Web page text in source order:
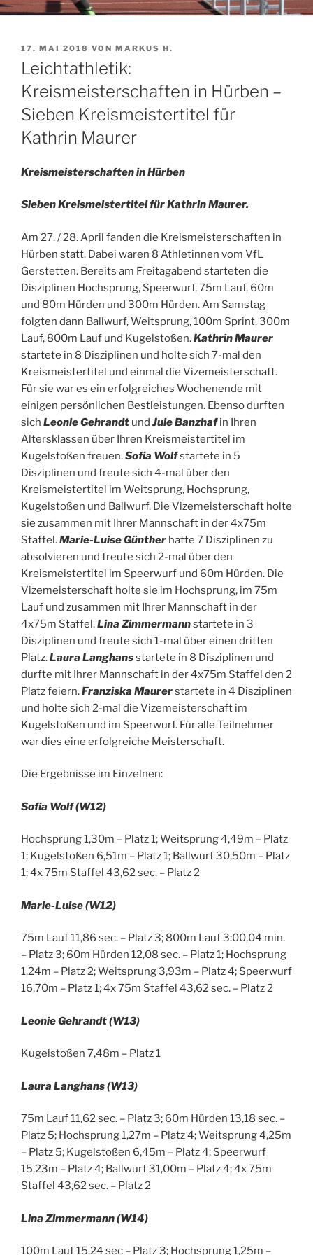
VERÖFFENTLICHT
AM
17. MAI 2018 VON MARKUS H.
Leichtathletik:
Kreismeisterschaften in Hürben –
Sieben Kreismeistertitel für
Kathrin Maurer
Kreismeisterschaften in Hürben
Sieben Kreismeistertitel für Kathrin Maurer.
Am 27. / 28. April fanden die Kreismeisterschaften in
Hürben statt. Dabei waren 8 Athletinnen vom VfL
Gerstetten. Bereits am Freitagabend starteten die
Disziplinen Hochsprung, Speerwurf, 75m Lauf, 60m
und 80m Hürden und 300m Hürden. Am Samstag
folgten dann Ballwurf, Weitsprung, 100m Sprint, 300m
Lauf, 800m Lauf und Kugelstoßen.Kathrin Maurer
startete in 8 Disziplinen und holte sich 7-mal den
Kreismeistertitel und einmal die Vizemeisterschaft.
Für sie war es ein erfolgreiches Wochenende mit
einigen persönlichen Bestleistungen. Ebenso durften
sich Leonie Gehrandt und Jule Banzhafin Ihren
Altersklassen über Ihren Kreismeistertitel im
Kugelstoßen freuen.Sofia Wolfstartete in 5
Disziplinen und freute sich 4-mal über den
Kreismeistertitel im Weitsprung, Hochsprung,
Kugelstoßen und Ballwurf. Die Vizemeisterschaft holte
sie zusammen mit Ihrer Mannschaft in der 4x75m
Staffel.Marie-Luise Günther hatte 7 Disziplinen zu
absolvieren und freute sich 2-mal über den
Kreismeistertitel im Speerwurf und 60m Hürden. Die
Vizemeisterschaft holte sie im Hochsprung, im 75m
Lauf und zusammen mit Ihrer Mannschaft in der
4x75m Staffel.Lina Zimmermannstartete in 3
Disziplinen und freute sich 1-mal über einen dritten
Platz.Laura Langhansstartete in 8 Disziplinen und
durfte mit Ihrer Mannschaft in der 4x75m Staffel den 2
Platz feiern.Franziska Maurerstartete in 4 Disziplinen
und holte sich 2-mal die Vizemeisterschaft im
Kugelstoßen und im Speerwurf. Für alle Teilnehmer
war dies eine erfolgreiche Meisterschaft.
Die Ergebnisse im Einzelnen:
Sofia Wolf (W12)
Hochsprung 1,30m – Platz 1; Weitsprung 4,49m – Platz
1; Kugelstoßen 6,51m – Platz 1; Ballwurf 30,50m – Platz
1; 4x 75m Staffel 43,62 sec. – Platz 2
Marie-Luise (W12)
75m Lauf 11,86 sec. – Platz 3; 800m Lauf 3:00,04 min.
– Platz 3; 60m Hürden 12,08 sec. – Platz 1; Hochsprung
1,24m – Platz 2; Weitsprung 3,93m – Platz 4; Speerwurf
16,70m – Platz 1; 4x 75m Staffel 43,62 sec. – Platz 2
Leonie Gehrandt (W13)
Kugelstoßen 7,48m – Platz 1
Laura Langhans (W13)
75m Lauf 11,62 sec. – Platz 3; 60m Hürden 13,18 sec. –
Platz 5; Hochsprung 1,27m – Platz 4; Weitsprung 4,25m
– Platz 5; Kugelstoßen 6,45m – Platz 4; Speerwurf
15,23m – Platz 4; Ballwurf 31,00m – Platz 4; 4x 75m
Staffel 43,62 sec. – Platz 2
Lina Zimmermann (W14)
100m Lauf 15,24 sec – Platz 3; Hochsprung 1,25m –